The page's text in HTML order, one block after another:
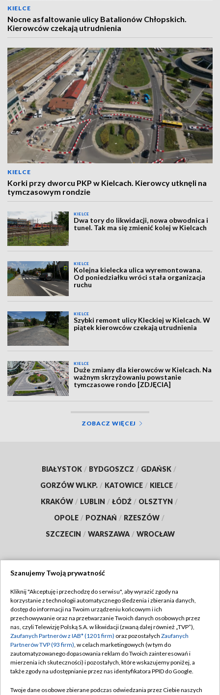
KIELCE
Nocne asfaltowanie ulicy Batalionów Chłopskich.
Kierowców czekają utrudnienia
KIELCE
Korki przy dworcu PKP w Kielcach. Kierowcy utknęli na
tymczasowym rondzie
KIELCE
Dwa tory do likwidacji, nowa obwodnica i
tunel. Tak ma się zmienić kolej w Kielcach
KIELCE
Kolejna kielecka ulica wyremontowana.
Od poniedziałku wróci stała organizacja
ruchu
KIELCE
Szybki remont ulicy Kleckiej w Kielcach. W
piątek kierowców czekają utrudnienia
KIELCE
Duże zmiany dla kierowców w Kielcach. Na
ważnym skrzyżowaniu powstanie
tymczasowe rondo [ZDJĘCIA]
ZOBACZ WIĘCEJ
BIAŁYSTOK / BYDGOSZCZ / GDAŃSK /
GORZÓW WLKP. / KATOWICE / KIELCE /
KRAKÓW / LUBLIN / ŁÓDŹ / OLSZTYN /
OPOLE / POZNAŃ / RZESZÓW /
SZCZECIN / WARSZAWA / WROCŁAW
TVP
Abonament TVP
Emisja w TVP
Centrum informacji TVP
Naziemna Telewizja Cyfrowa
Regulamin TVP
Polityka prywatności
Moje zgody
Pomoc
Szanujemy Twoją prywatność
Kliknij "Akceptuję i przechodzę do serwisu", aby wyrazić zgody na
korzystanie z technologii automatycznego śledzenia i zbierania danych,
dostęp do informacji na Twoim urządzeniu końcowym i ich
przechowywanie oraz na przetwarzanie Twoich danych osobowych przez
nas, czyli Telewizję Polską S.A. w likwidacji (zwaną dalej również „TVP”),
Zaufanych Partnerów z IAB* (1201 firm) oraz pozostałych Zaufanych
Partnerów TVP (93 firm), w celach marketingowych (w tym do
zautomatyzowanego dopasowania reklam do Twoich zainteresowań i
mierzenia ich skuteczności) i pozostałych, które wskazujemy poniżej, a
także zgody na udostępnianie przez nas identyfikatora PPID do Google.
Twoje dane osobowe zbierane podczas odwiedzania przez Ciebie naszych